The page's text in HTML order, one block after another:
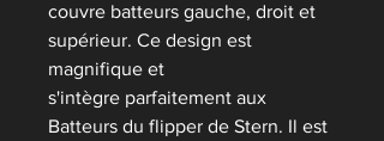
couvre batteurs gauche, droit et
supérieur. Ce design est
magnifique et
s'intègre parfaitement aux
Batteurs du flipper de Stern. Il est